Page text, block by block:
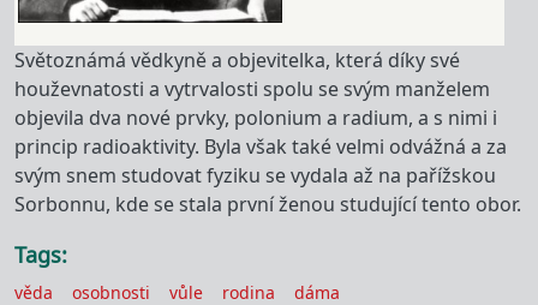
Světoznámá vědkyně a objevitelka, která díky své
houževnatosti a vytrvalosti spolu se svým manželem
objevila dva nové prvky, polonium a radium, a s nimi i
princip radioaktivity. Byla však také velmi odvážná a za
svým snem studovat fyziku se vydala až na pařížskou
Sorbonnu, kde se stala první ženou studující tento obor.
Tags
věda osobnosti vůle rodina dáma